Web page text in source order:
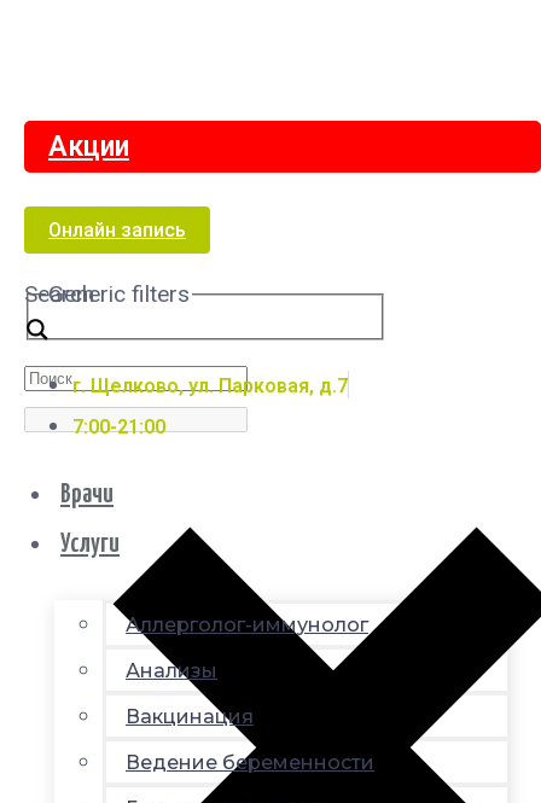
Акции
Онлайн запись
Search
Generic filters
г. Щелково, ул. Парковая, д.7
7:00-21:00
Врачи
Услуги
Аллерголог-иммунолог
Анализы
Вакцинация
Ведение беременности